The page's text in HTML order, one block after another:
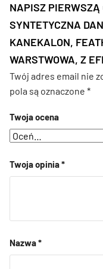
NAPISZ PIERWSZĄ
SYNTETYCZNA
KANEKALON,
WARSTWOWA, Z
Twój adres email nie
pola są oznaczone *
Twoja ocena
Twoja opinia*
Nazwa*